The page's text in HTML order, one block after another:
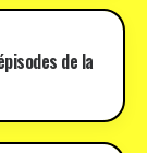
de la